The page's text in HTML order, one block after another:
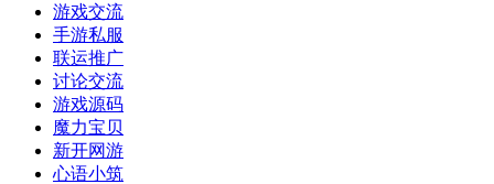
游戏交流
手游私服
联运推广
讨论交流
游戏源码
魔力宝贝
新开网游
心语小筑